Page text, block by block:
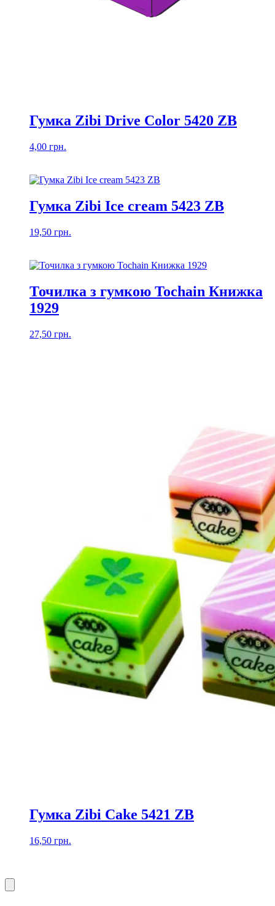
Гумка Zibi Drive Color 5420 ZB
4,00 грн.
Гумка Zibi Ice cream 5423 ZB
19,50 грн.
Точилка з гумкою Tochain Книжка
1929
27,50 грн.
Гумка Zibi Cake 5421 ZB
16,50 грн.